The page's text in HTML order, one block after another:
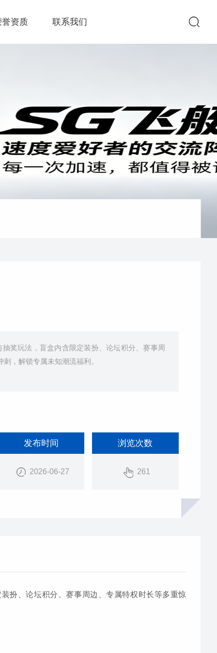
誉资质 联系我们
奖玩法，盲盒内含限定装扮、论坛积分、赛事周
，解锁专属未知潮流福利。
发布时间
2026-06-27
浏览次数
261
扮、论坛积分、赛事周边、专属特权时长等多重惊